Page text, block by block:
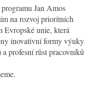
Jan Amos
na rozvoj prioritních
unie, která
inovativní formy výuky
profesní růst pracovníků